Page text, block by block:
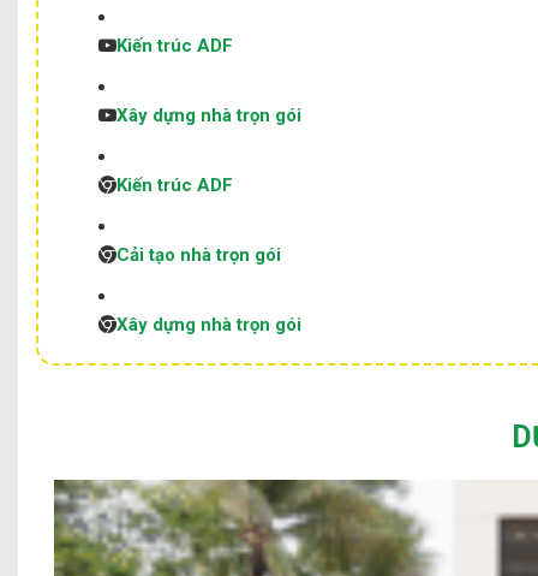
Kiến trúc ADF
Xây dựng nhà trọn gói
Kiến trúc ADF
Cải tạo nhà trọn gói
Xây dựng nhà trọn gói